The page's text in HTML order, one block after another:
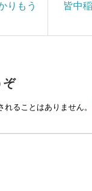
りもう
皆中
ぞ
れることはありません。